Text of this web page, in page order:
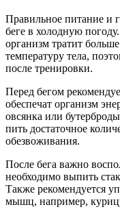
Правильное питание и
беге в холодную
организм тратит
температуру тела,
после тренировки.
Перед бегом
обеспечат организм
овсянка или
пить достаточное
обезвоживания.
После бега важно
необходимо выпить
Также рекомендуется
мышц, например,